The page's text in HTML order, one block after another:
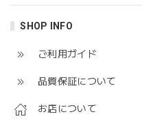
SHOP INFO
ご利用ガイド
品質保証について
お店について